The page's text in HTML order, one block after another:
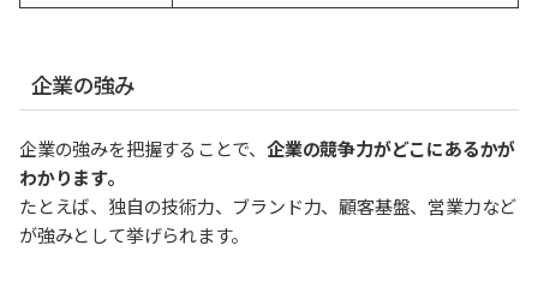
企業の強み
企業の強みを把握することで、企業の競争力がどこにあるかが
わかります。
たとえば、独自の技術力、ブランド力、顧客基盤、営業力など
が強みとして挙げられます。